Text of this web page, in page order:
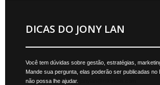
DICAS DO JONY LAN
Você tem dúvidas sobre gestão, estratégias,
Mande sua pergunta, elas poderão ser publicadas no
não possa lhe ajudar.